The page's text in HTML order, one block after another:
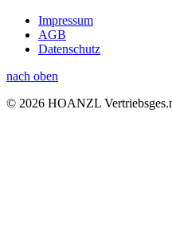
Impressum
AGB
Datenschutz
nach oben
© 2026 HOANZL